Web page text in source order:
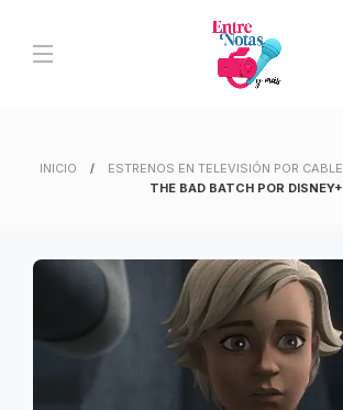
INICIO ESTRENOS EN TELEVISIÓN POR CABLE
THE BAD BATCH POR DISNEY+